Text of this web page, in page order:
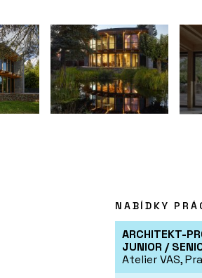
NABÍDKY
ARCHITEKT-
JUNIOR /
Atelier VAS,